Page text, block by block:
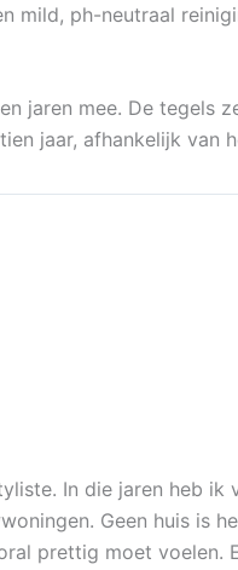
mild, ph-neutraal
jaren mee. De tegels
jaar, afhankelijk van
In die jaren heb ik
Geen huis is
prettig moet voelen.